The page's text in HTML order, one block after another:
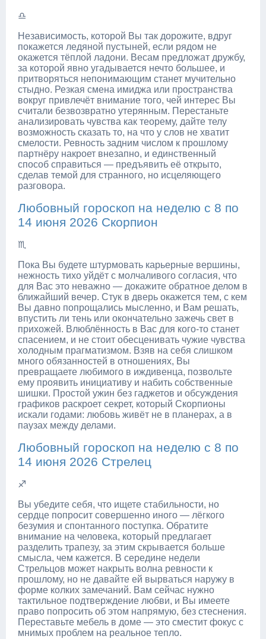
♎
Независимость, которой Вы так дорожите, вдруг
покажется ледяной пустыней, если рядом не
окажется тёплой ладони. Весам предложат дружбу,
за которой явно угадывается нечто большее, и
притворяться непонимающим станет мучительно
стыдно. Резкая смена имиджа или пространства
вокруг привлечёт внимание того, чей интерес Вы
считали безвозвратно утерянным. Перестаньте
анализировать чувства как теорему, дайте телу
возможность сказать то, на что у слов не хватит
смелости. Ревность задним числом к прошлому
партнёру накроет внезапно, и единственный
способ справиться — предъявить её открыто,
сделав темой для странного, но исцеляющего
разговора.
Любовный гороскоп на неделю с 8 по
14 июня 2026 Скорпион
♏
Пока Вы будете штурмовать карьерные вершины,
нежность тихо уйдёт с молчаливого согласия, что
для Вас это неважно — докажите обратное делом в
ближайший вечер. Стук в дверь окажется тем, с кем
Вы давно попрощались мысленно, и Вам решать,
впустить ли тень или окончательно зажечь свет в
прихожей. Влюблённость в Вас для кого-то станет
спасением, и не стоит обесценивать чужие чувства
холодным прагматизмом. Взяв на себя слишком
много обязанностей в отношениях, Вы
превращаете любимого в иждивенца, позвольте
ему проявить инициативу и набить собственные
шишки. Простой ужин без гаджетов и обсуждения
графиков раскроет секрет, который Скорпионы
искали годами: любовь живёт не в планерах, а в
паузах между делами.
Любовный гороскоп на неделю с 8 по
14 июня 2026 Стрелец
♐
Вы убедите себя, что ищете стабильности, но
сердце попросит совершенно иного — лёгкого
безумия и спонтанного поступка. Обратите
внимание на человека, который предлагает
разделить трапезу, за этим скрывается больше
смысла, чем кажется. В середине недели
Стрельцов может накрыть волна ревности к
прошлому, но не давайте ей вырваться наружу в
форме колких замечаний. Вам сейчас нужно
тактильное подтверждение любви, и Вы имеете
право попросить об этом напрямую, без стеснения.
Переставьте мебель в доме — это сместит фокус с
мнимых проблем на реальное тепло.